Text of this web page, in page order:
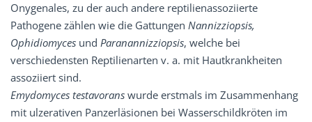
Onygenales, zu der auch andere reptilienassoziierte
Pathogene zählen wie die Gattungen Nannizziopsis,
Ophidiomyces und Paranannizziopsis, welche bei
verschiedensten Reptilienarten v. a. mit Hautkrankheiten
assoziiert sind.
Emydomyces testavorans wurde erstmals im Zusammenhang
mit ulzerativen Panzerläsionen bei Wasserschildkröten im